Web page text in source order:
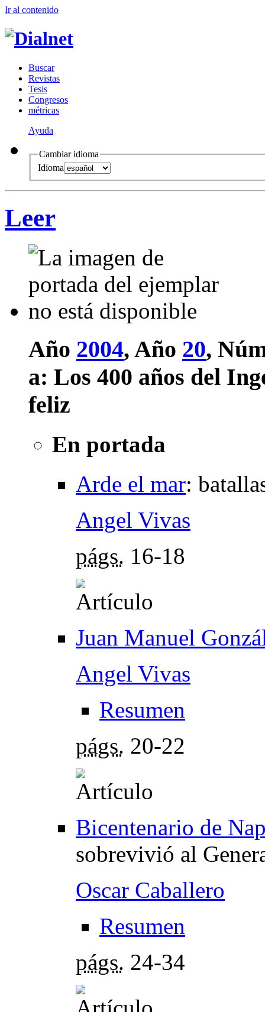
Ir al contenido
Buscar
Revistas
Tesis
Congresos
métricas
Ayuda
Cambiar idioma
Idioma
Leer
Año 2004, Año 20,
a: Los 400 años del
feliz
En portada
Arde el mar:
Angel Vivas
págs. 16-18
Juan Manuel
Angel Vivas
Resumen
págs. 20-22
Bicentenario de
sobrevivió al
Oscar Caballero
Resumen
págs. 24-34